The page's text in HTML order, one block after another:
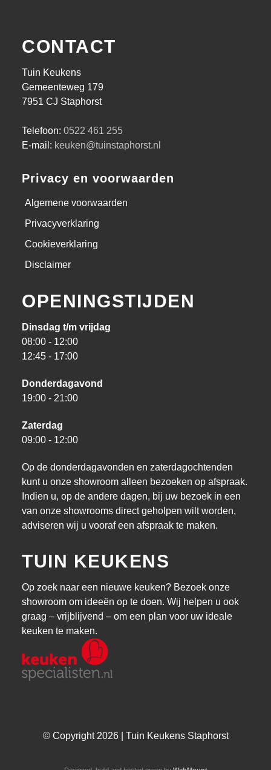
CONTACT
Tuin Keukens
Gemeenteweg 179
7951 CJ Staphorst
Telefoon: 0522 461 255
E-mail: keuken@tuinstaphorst.nl
Privacy en voorwaarden
Algemene voorwaarden
Privacyverklaring
Cookieverklaring
Disclaimer
OPENINGSTIJDEN
Dinsdag t/m vrijdag
08:00 - 12:00
12:45 - 17:00
Donderdagavond
19:00 - 21:00
Zaterdag
09:00 - 12:00
Op de donderdagavonden en zaterdagochtenden
kunt u onze showroom alleen bezoeken op afspraak.
Indien u, op de andere dagen, bij uw bezoek in een
van onze showrooms direct geholpen wilt worden,
adviseren wij u vooraf een afspraak te maken.
TUIN KEUKENS
Op zoek naar een nieuwe keuken? Bezoek onze
showroom om ideeën op te doen. Wij helpen u ook
graag – vrijblijvend – om een plan voor uw ideale
keuken te maken.
© Copyright 2026 | Tuin Keukens Staphorst